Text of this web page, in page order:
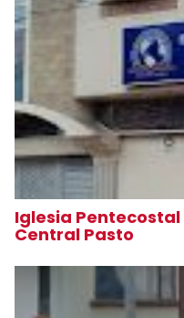
Iglesia
Central Pasto